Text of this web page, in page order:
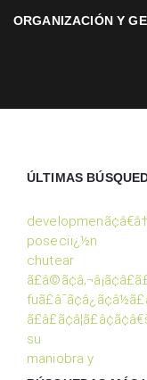
ORGANIZACIÓN Y
ÚLTIMAS
poseciï¿½n
chutear
su
maniobra y